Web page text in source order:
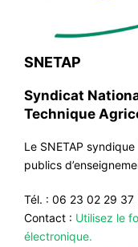
SNETAP
Syndicat
Technique
Le SNETAP
publics
Tél. : 06 23 02 29 37
Contact : Utilisez le
électronique.